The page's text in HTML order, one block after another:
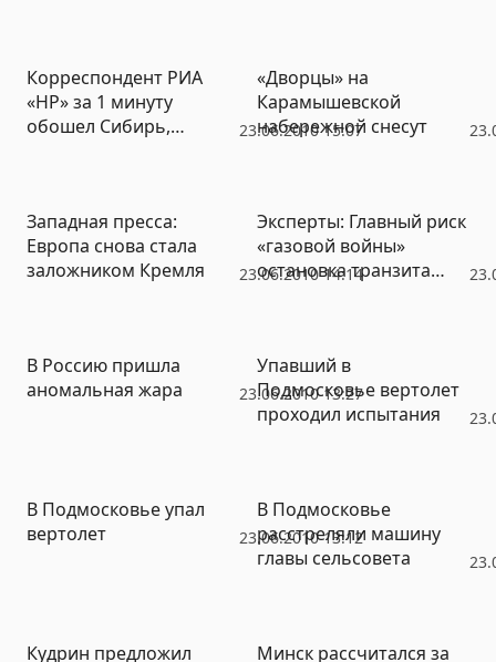
23.06.2010 15:07
Корреспондент РИА
«НР» за 1 минуту
обошел Сибирь,
«Дворцы» на
Карамышевской
набережной снесут
23.06.2010 14:14
Западная пресса:
Европа снова стала
заложником Кремля
Эксперты: Главный риск
«газовой войны»
остановка транзита
23.06.2010 13:27
В Россию пришла
аномальная жара
Упавший в
Подмосковье вертолет
проходил испытания
23.06.2010 13:12
В Подмосковье упал
вертолет
В Подмосковье
расстреляли машину
главы сельсовета
Кудрин предложил Минск рассчитался за